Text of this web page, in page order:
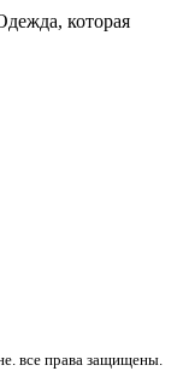
которая
все права защищены.